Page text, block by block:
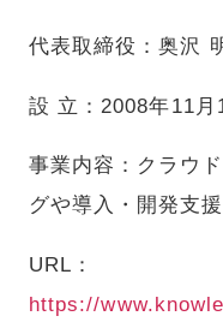
代表取締役：奥沢
設 立：2008年11月
事業内容：クラウ
グや導入・開発支
URL：
https://